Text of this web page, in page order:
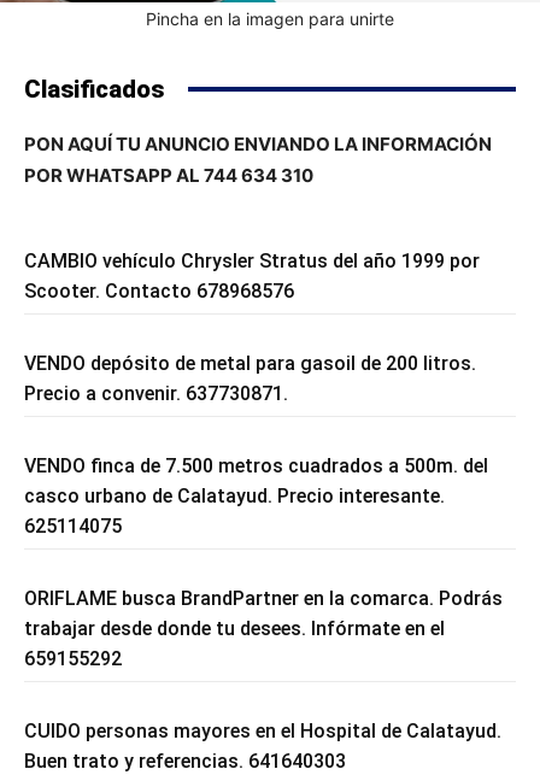
Pincha en la imagen para unirte
Clasificados
PON AQUÍ TU ANUNCIO ENVIANDO LA INFORMACIÓN
POR WHATSAPP AL 744 634 310
CAMBIO vehículo Chrysler Stratus del año 1999 por
Scooter. Contacto 678968576
VENDO depósito de metal para gasoil de 200 litros.
Precio a convenir. 637730871.
VENDO finca de 7.500 metros cuadrados a 500m. del
casco urbano de Calatayud. Precio interesante.
625114075
ORIFLAME busca BrandPartner en la comarca. Podrás
trabajar desde donde tu desees. Infórmate en el
659155292
CUIDO personas mayores en el Hospital de Calatayud.
Buen trato y referencias. 641640303